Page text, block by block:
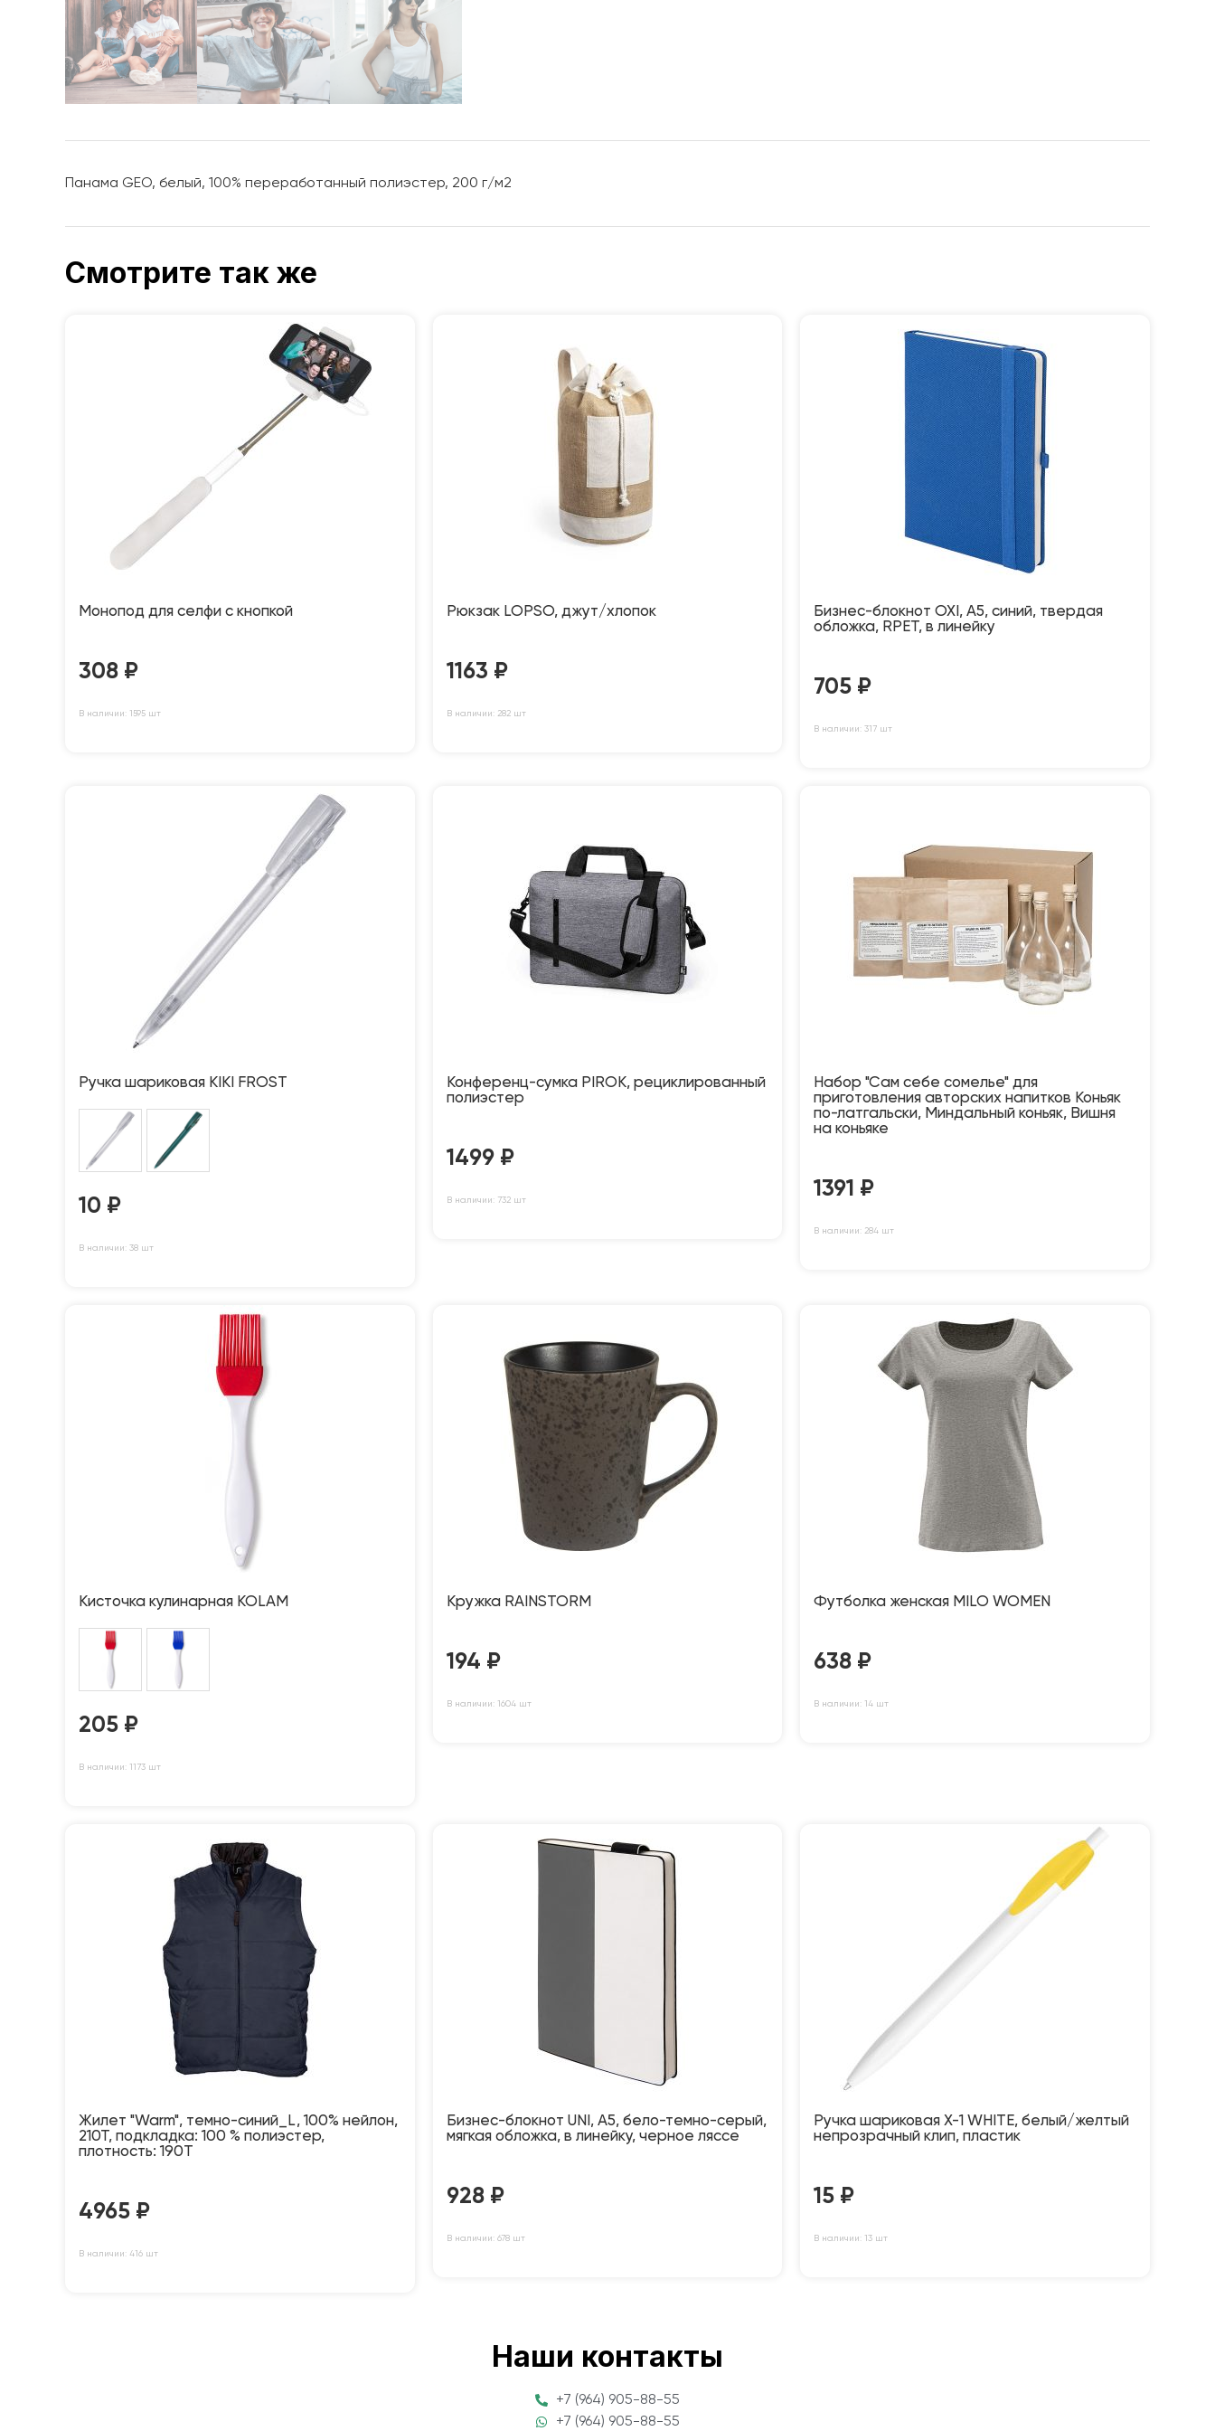
Панама GEO, белый, 100% переработанный полиэстер, 200 г/м2
Смотрите так же
Монопод для селфи с кнопкой
308 ₽
В наличии: 1595 шт
Рюкзак LOPSO, джут/хлопок
1163 ₽
В наличии: 282 шт
Бизнес-блокнот OXI, A5, синий, твердая
обложка, RPET, в линейку
705 ₽
В наличии: 317 шт
Ручка шариковая KIKI FROST
10 ₽
В наличии: 38 шт
Конференц-сумка PIROK, рециклированный
полиэстер
1499 ₽
В наличии: 732 шт
Набор "Сам себе сомелье" для
приготовления авторских напитков Коньяк
по-латгальски, Миндальный коньяк, Вишня
на коньяке
1391 ₽
В наличии: 284 шт
Кисточка кулинарная KOLAM
205 ₽
В наличии: 1173 шт
Кружка RAINSTORM
194 ₽
В наличии: 1604 шт
Футболка женская MILO WOMEN
638 ₽
В наличии: 14 шт
Жилет "Warm", темно-синий_L, 100% нейлон,
210Т, подкладка: 100 % полиэстер,
плотность: 190T
4965 ₽
В наличии: 416 шт
Бизнес-блокнот UNI, A5, бело-темно-серый,
мягкая обложка, в линейку, черное ляссе
928 ₽
В наличии: 678 шт
Ручка шариковая X-1 WHITE, белый/желтый
непрозрачный клип, пластик
15 ₽
В наличии: 13 шт
Наши контакты
+7 (964) 905-88-55
+7 (964) 905-88-55